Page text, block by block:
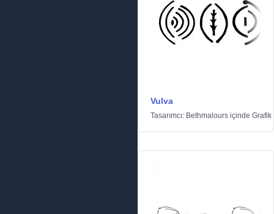
Vulva
Tasarımcı: Bethmalours içinde Grafik